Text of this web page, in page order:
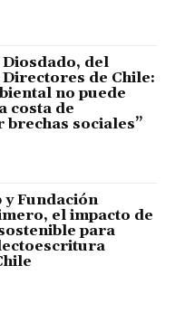
del
de Chile:
no puede
costa de
sociales”
y Fundación
el impacto de
para